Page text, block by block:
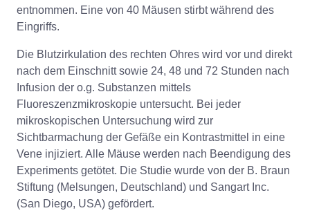
entnommen. Eine von 40 Mäusen stirbt während des
Eingriffs.
Die Blutzirkulation des rechten Ohres wird vor und direkt
nach dem Einschnitt sowie 24, 48 und 72 Stunden nach
Infusion der o.g. Substanzen mittels
Fluoreszenzmikroskopie untersucht. Bei jeder
mikroskopischen Untersuchung wird zur
Sichtbarmachung der Gefäße ein Kontrastmittel in eine
Vene injiziert. Alle Mäuse werden nach Beendigung des
Experiments getötet. Die Studie wurde von der B. Braun
Stiftung (Melsungen, Deutschland) und Sangart Inc.
(San Diego, USA) gefördert.